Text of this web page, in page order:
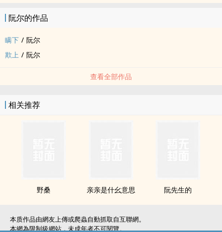
阮尔的作品
瞒下 / 阮尔
欺上 / 阮尔
查看全部作品
相关推荐
野桑 亲亲是什幺意思 阮先生的
本质作品由網友上傳或爬蟲自動抓取自互聯網。
本網為限制級網站，未成年者不可閱覽。